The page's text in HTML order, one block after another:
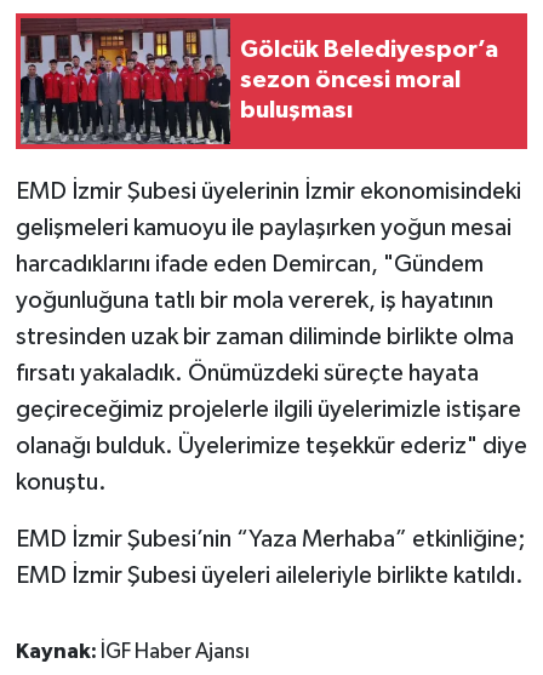
Gölcük Belediyespor’a
sezon öncesi moral
buluşması
EMD İzmir Şubesi üyelerinin İzmir ekonomisindeki
gelişmeleri kamuoyu ile paylaşırken yoğun mesai
harcadıklarını ifade eden Demircan, "Gündem
yoğunluğuna tatlı bir mola vererek, iş hayatının
stresinden uzak bir zaman diliminde birlikte olma
fırsatı yakaladık. Önümüzdeki süreçte hayata
geçireceğimiz projelerle ilgili üyelerimizle istişare
olanağı bulduk. Üyelerimize teşekkür ederiz" diye
konuştu.
EMD İzmir Şubesi’nin “Yaza Merhaba” etkinliğine;
EMD İzmir Şubesi üyeleri aileleriyle birlikte katıldı.
Kaynak: İGF Haber Ajansı
YAŞAM